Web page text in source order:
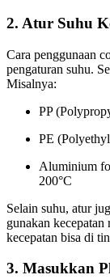
2. Atur Suhu
Cara penggunaan
pengaturan suhu.
Misalnya:
PP
PE
Aluminium
200°C
Selain suhu, atur
gunakan
kecepatan bisa di
3. Masukkan